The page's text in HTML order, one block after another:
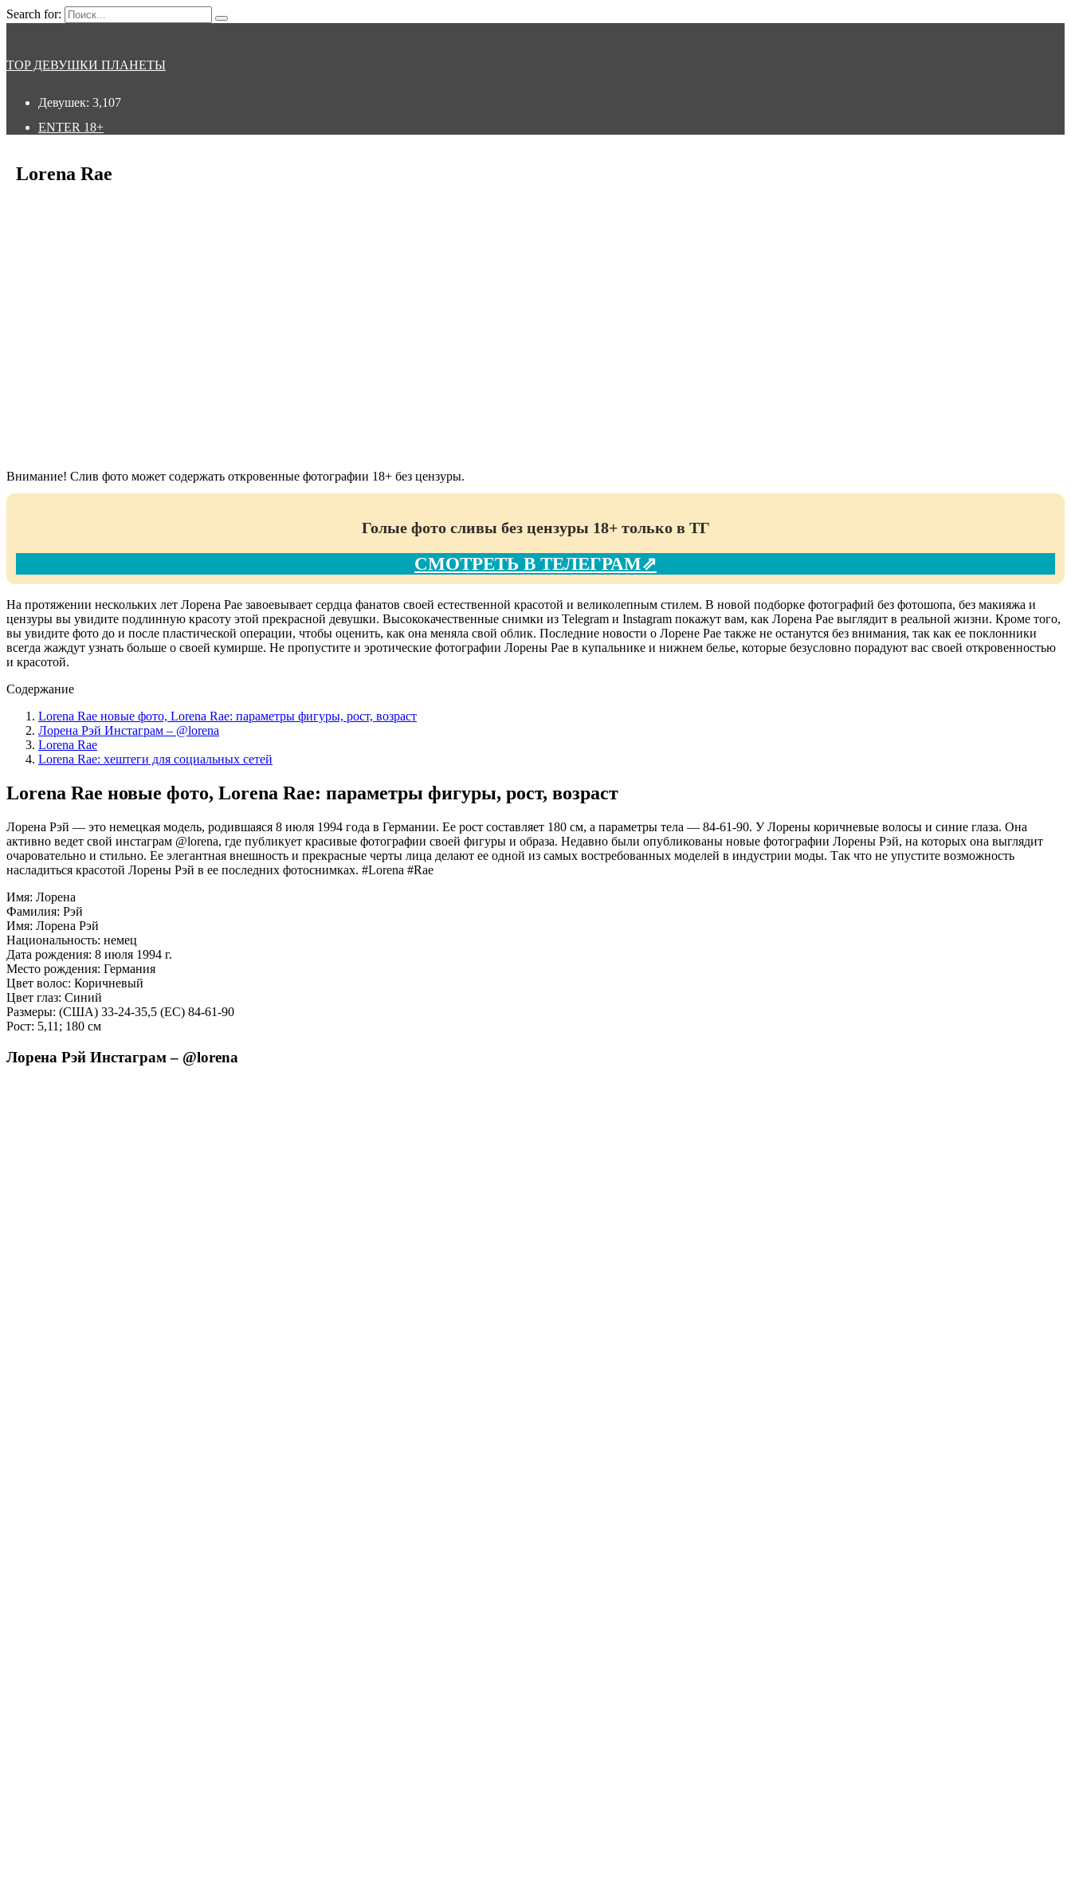
Search for:
TOP ДЕВУШКИ ПЛАНЕТЫ
Девушек: 3,107
ENTER 18+
Lorena Rae
Внимание! Слив фото может содержать откровенные фотографии 18+ без цензуры.
Голые фото сливы без цензуры 18+ только в ТГ
СМОТРЕТЬ В ТЕЛЕГРАМ⇗
На протяжении нескольких лет Лорена Рае завоевывает сердца фанатов своей естественной красотой и великолепным стилем. В новой подборке фотографий без фотошопа, без макияжа и
цензуры вы увидите подлинную красоту этой прекрасной девушки. Высококачественные снимки из Telegram и Instagram покажут вам, как Лорена Рае выглядит в реальной жизни. Кроме того,
вы увидите фото до и после пластической операции, чтобы оценить, как она меняла свой облик. Последние новости о Лорене Рае также не останутся без внимания, так как ее поклонники
всегда жаждут узнать больше о своей кумирше. Не пропустите и эротические фотографии Лорены Рае в купальнике и нижнем белье, которые безусловно порадуют вас своей откровенностью
и красотой.
Содержание
Lorena Rae новые фото, Lorena Rae: параметры фигуры, рост, возраст
Лорена Рэй Инстаграм – @lorena
Lorena Rae
Lorena Rae: хештеги для социальных сетей
Lorena Rae новые фото, Lorena Rae: параметры фигуры, рост, возраст
Лорена Рэй — это немецкая модель, родившаяся 8 июля 1994 года в Германии. Ее рост составляет 180 см, а параметры тела — 84-61-90. У Лорены коричневые волосы и синие глаза. Она
активно ведет свой инстаграм @lorena, где публикует красивые фотографии своей фигуры и образа. Недавно были опубликованы новые фотографии Лорены Рэй, на которых она выглядит
очаровательно и стильно. Ее элегантная внешность и прекрасные черты лица делают ее одной из самых востребованных моделей в индустрии моды. Так что не упустите возможность
насладиться красотой Лорены Рэй в ее последних фотоснимках. #Lorena #Rae
Имя: Лорена
Фамилия: Рэй
Имя: Лорена Рэй
Национальность: немец
Дата рождения: 8 июля 1994 г.
Место рождения: Германия
Цвет волос: Коричневый
Цвет глаз: Синий
Размеры: (США) 33-24-35,5 (ЕС) 84-61-90
Рост: 5,11; 180 см
Лорена Рэй Инстаграм – @lorena